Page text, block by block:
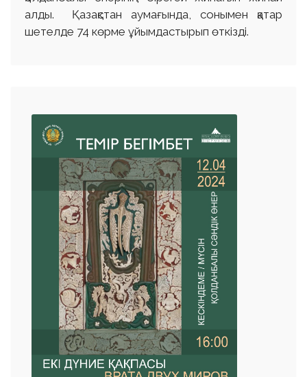
алды. Қазақстан аумағында, сонымен қатар
шетелде 74 көрме ұйымдастырып өткізді.